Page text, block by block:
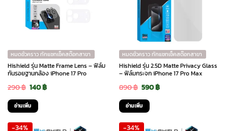
หมดชั่วคราว ทักแชทเช็คสต๊อกสาขา
Hishield รุ่น Matte Frame Lens – ฟิล์ม
กันรอยฐานกล้อง iPhone 17 Pro
290฿ Original
price
was:
140฿Current
อ่านเพิ่ม
หมดชั่วคราว ทักแชทเช็คสต๊อกสาขา
Hishield รุ่น 2.5D Matte Privacy Glass
– ฟิล์มกระจก iPhone 17 Pro Max
890฿ Original
price
was:
590฿Current
อ่านเพิ่ม
-34% -34%